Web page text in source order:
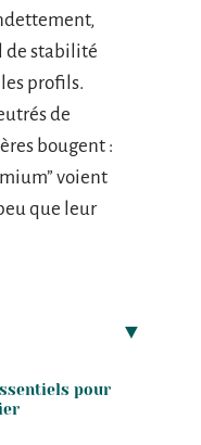
de stabilité
profils.
de
bougent :
voient
que leur
pour